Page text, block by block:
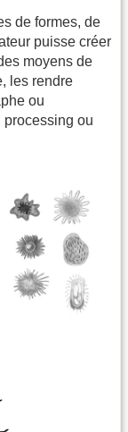
de formes, de
puisse créer
moyens de
les rendre
ou
processing ou